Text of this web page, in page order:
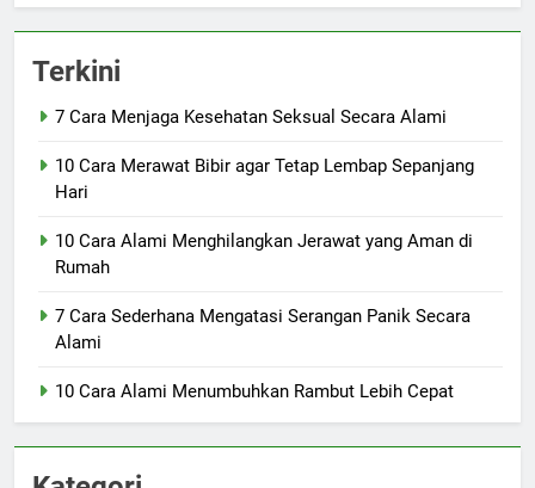
Terkini
7 Cara Menjaga Kesehatan Seksual Secara Alami
10 Cara Merawat Bibir agar Tetap Lembap Sepanjang
Hari
10 Cara Alami Menghilangkan Jerawat yang Aman di
Rumah
7 Cara Sederhana Mengatasi Serangan Panik Secara
Alami
10 Cara Alami Menumbuhkan Rambut Lebih Cepat